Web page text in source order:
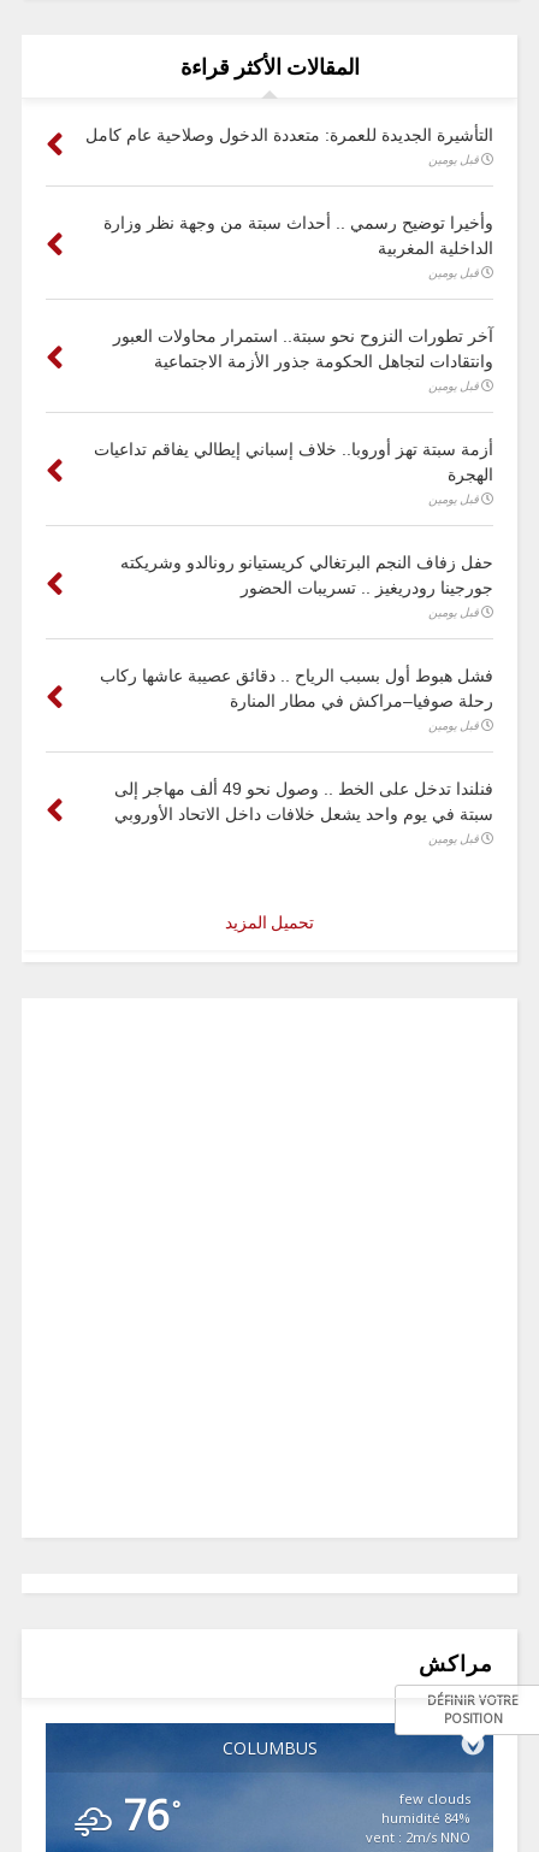
المقالات الأكثر قراءة
التأشيرة الجديدة للعمرة: متعددة الدخول وصلاحية عام كامل
قبل يومين
وأخيرا توضيح رسمي .. أحداث سبتة من وجهة نظر وزارة
الداخلية المغربية
قبل يومين
آخر تطورات النزوح نحو سبتة.. استمرار محاولات العبور
وانتقادات لتجاهل الحكومة جذور الأزمة الاجتماعية
قبل يومين
أزمة سبتة تهز أوروبا.. خلاف إسباني إيطالي يفاقم تداعيات
الهجرة
قبل يومين
حفل زفاف النجم البرتغالي كريستيانو رونالدو وشريكته
جورجينا رودريغيز .. تسريبات الحضور
قبل يومين
فشل هبوط أول بسبب الرياح .. دقائق عصيبة عاشها ركاب
رحلة صوفيا–مراكش في مطار المنارة
قبل يومين
فنلندا تدخل على الخط .. وصول نحو 49 ألف مهاجر إلى
سبتة في يوم واحد يشعل خلافات داخل الاتحاد الأوروبي
قبل يومين
تحميل المزيد
مراكش
COLUMBUS
DÉFINIR VOTRE
POSITION
76°
few clouds
84% humidité
vent : 2m/s NNO